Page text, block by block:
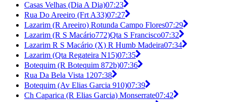
Casas Velhas (Dia A Dia)07:23
Rua Do Areeiro (Frt A33)07:27
Lazarim (R Areeiro) Rotunda Campo Flores07:29
Lazarim (R S Macário772)Qta S Francisco07:32
Lazarim R S Macário (X) R Humb Madeira07:34
Lazarim (Qta Regateira N15)07:35
Botequim (R Botequim 872b)07:36
Rua Da Bela Vista 1207:38
Botequim (Av Elias Garcia 910)07:39
Ch Caparica (R Elias Garcia) Monserrate07:42